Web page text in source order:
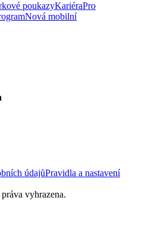
poukazyKariéraPro
Nová mobilní
údajůPravidla a nastavení
vyhrazena.